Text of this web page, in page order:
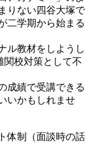
りない四谷大塚で
二学期から始まる
ル教材をしようし
関校対策として不
成績で受講できる
いかもしれませ
体制（面談時の話